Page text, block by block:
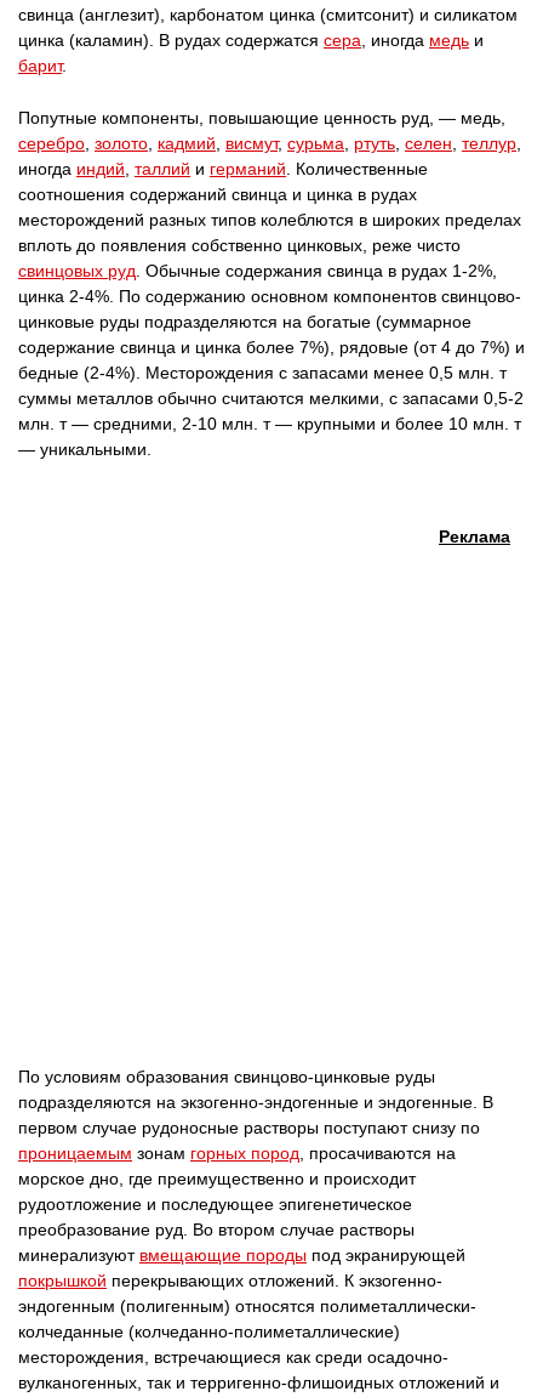
свинца (англезит), карбонатом цинка (смитсонит) и силикатом
цинка (каламин). В рудах содержатся сера , иногда медь и
барит.
Попутные компоненты, повышающие ценность руд, — медь,
серебро золото кадмий висмут, сурьма ртуть селен теллур
иногда индий таллий и германий . Количественные
соотношения содержаний свинца и цинка в рудах
месторождений разных типов колеблются в широких пределах
вплоть до появления собственно цинковых, реже чисто
свинцовых руд . Обычные содержания свинца в рудах 1-2%,
цинка 2-4%. По содержанию основном компонентов свинцово-
цинковые руды подразделяются на богатые (суммарное
содержание свинца и цинка более 7%), рядовые (от 4 до 7%) и
бедные (2-4%). Месторождения с запасами менее 0,5 млн. т
суммы металлов обычно считаются мелкими, с запасами 0,5-2
млн. т — средними, 2-10 млн. т — крупными и более 10 млн. т
— уникальными.
Реклама
По условиям образования свинцово-цинковые руды
подразделяются на экзогенно-эндогенные и эндогенные. В
первом случае рудоносные растворы поступают снизу по
проницаемым зонам горных пород , просачиваются на
морское дно, где преимущественно и происходит
рудоотложение и последующее эпигенетическое
преобразование руд. Во втором случае растворы
минерализуют вмещающие породы под экранирующей
покрышкой перекрывающих отложений. К экзогенно-
эндогенным (полигенным) относятся полиметаллически-
колчеданные (колчеданно-полиметаллические)
месторождения, встречающиеся как среди осадочно-
вулканогенных, так и терригенно-флишоидных отложений и